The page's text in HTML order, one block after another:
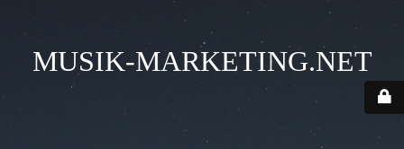
MUSIK-MARKETING.NET